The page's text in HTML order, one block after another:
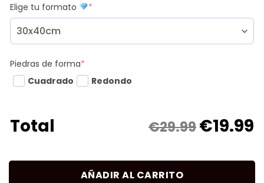
Elige tu formato *
Piedras de forma*
Cuadrado
Redondo
Total €29.99€19.99
AÑADIR AL CARRITO